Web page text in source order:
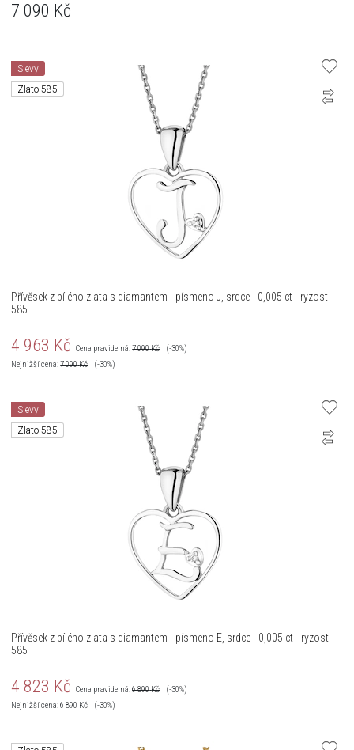
7 090 Kč
Slevy
Zlato 585
Přívěsek z bílého zlata s diamantem - písmeno J, srdce - 0,005 ct - ryzost
585
4 963 Kč Cena pravidelná:7 090Kč
(-30%)
Nejnižší cena:7 090Kč (-30%)
Slevy
Zlato 585
Přívěsek z bílého zlata s diamantem - písmeno E, srdce - 0,005 ct - ryzost
585
4 823 Kč Cena pravidelná:6 890Kč
(-30%)
Nejnižší cena:6 890Kč (-30%)